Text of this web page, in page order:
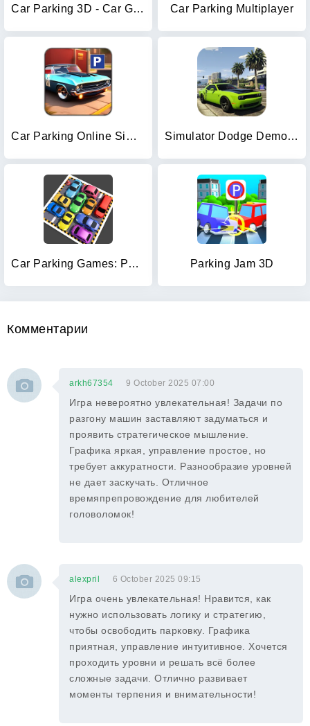
Car Parking 3D - Car Games 3D Car Parking Multiplayer
Car Parking Online Simulator Simulator Dodge Demon Parking
Car Parking Games: Parking Jam Parking Jam 3D
Комментарии
arkh67354 9 October 2025 07:00
Игра невероятно увлекательная! Задачи по
разгону машин заставляют задуматься и
проявить стратегическое мышление.
Графика яркая, управление простое, но
требует аккуратности. Разнообразие уровней
не дает заскучать. Отличное
времяпрепровождение для любителей
головоломок!
alexpril 6 October 2025 09:15
Игра очень увлекательная! Нравится, как
нужно использовать логику и стратегию,
чтобы освободить парковку. Графика
приятная, управление интуитивное. Хочется
проходить уровни и решать всё более
сложные задачи. Отлично развивает
моменты терпения и внимательности!